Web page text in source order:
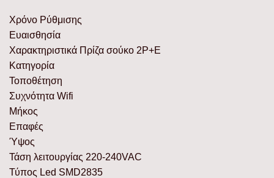
Χρόνο Ρύθμισης
Ευαισθησία
Χαρακτηριστικά Πρίζα σούκο 2P+E
Κατηγορία
Τοποθέτηση
Συχνότητα Wifi
Μήκος
Επαφές
Ύψος
Τάση λειτουργίας 220-240VAC
Τύπος Led SMD2835